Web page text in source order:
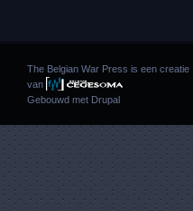
The Belgian War Press is een creatie
van
Gebouwd met Drupal